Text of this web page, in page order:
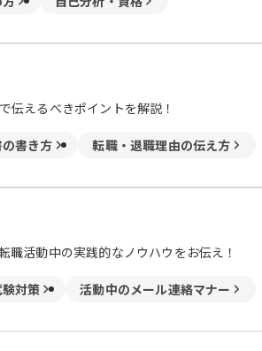
伝えるべきポイントを解説！
書き方 転職・退職理由の伝え方
職活動中の実践的なノウハウをお伝え！
対策 活動中のメール連絡マナー